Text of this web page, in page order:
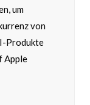
um
von
Produkte
Apple